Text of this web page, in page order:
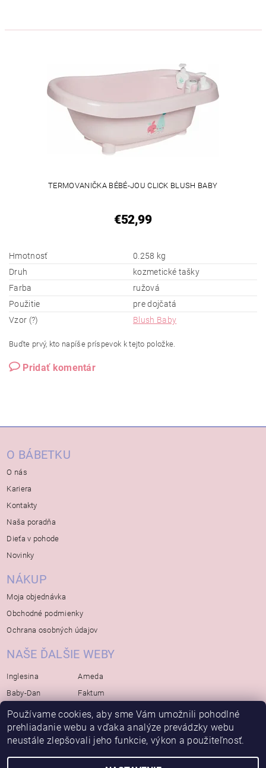
TERMOVANIČKA BÉBÉ-JOU CLICK BLUSH BABY
€52,99
Hmotnosť
0.258 kg
Druh
kozmetické tašky
Farba
ružová
Použitie
pre dojčatá
Vzor (?)
Blush Baby
Buďte prvý, kto napíše príspevok k tejto položke.
Pridať komentár
O BÁBETKU
O nás
Kariera
Kontakty
Naša poradňa
Dieťa v pohode
Novinky
NÁKUP
Moja objednávka
Obchodné podmienky
Ochrana osobných údajov
NAŠE ĎALŠIE WEBY
Inglesina
Baby-Dan
Rialto
Bébé-Jou
Avova
Ameda
Faktum
Koelstra
Bambino-Mio
Používame cookies, aby sme Vám umožnili pohodlné
prehliadanie webu a vďaka analýze prevádzky webu
neustále zlepšovali jeho funkcie, výkon a použiteľnosť.